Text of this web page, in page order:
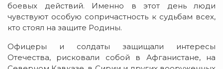
боевых действий. Именно в этот день люди
чувствуют особую сопричастность к судьбам всех,
кто стоял на защите Родины.
Офицеры и солдаты защищали интересы
Отечества, рисковали собой в Афганистане, на